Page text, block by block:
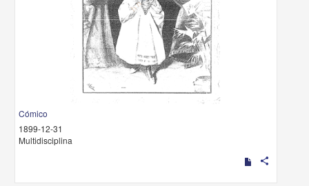
Cómico
1899-12-31
Multidisciplina
share